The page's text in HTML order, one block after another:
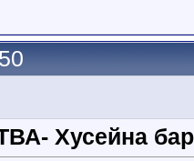
Хусейна